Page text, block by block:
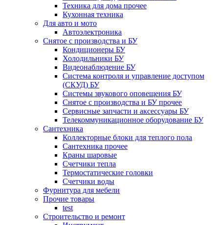
Техника для дома прочее
Кухонная техника
Для авто и мото
Автоэлектроника
Снятое с производства и БУ
Кондиционеры БУ
Холодильники БУ
Видеонаблюдение БУ
Система контроля и управление доступом
(СКУД) БУ
Системы звукового оповещения БУ
Снятое с производства и БУ прочее
Сервисные запчасти и аксессуары БУ
Телекоммуникационное оборудование БУ
Сантехника
Коллекторные блоки для теплого пола
Сантехника прочее
Краны шаровые
Счетчики тепла
Термоcтатические головки
Счетчики воды
Фурнитура для мебели
Прочие товары
test
Строительство и ремонт